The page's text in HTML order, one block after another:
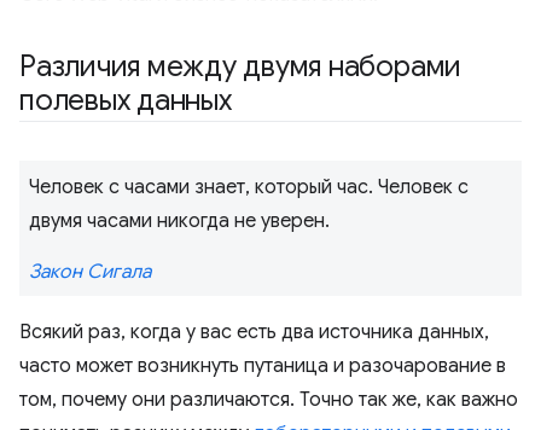
Различия между двумя наборами
полевых данных
Человек с часами знает, который час. Человек с
двумя часами никогда не уверен.
Закон Сигала
Всякий раз, когда у вас есть два источника данных,
часто может возникнуть путаница и разочарование в
том, почему они различаются. Точно так же, как важно